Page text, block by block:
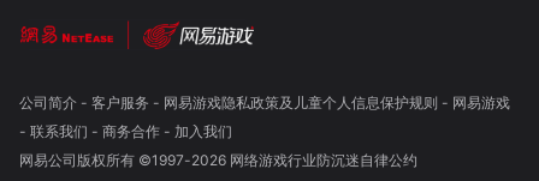
公司简介- 客户服务 - 网易游戏隐私政策及儿童个人信息保护规则 - 网易游戏
- 联系我们 - 商务合作- 加入我们
网易公司版权所有 ©1997-2026 网络游戏行业防沉迷自律公约